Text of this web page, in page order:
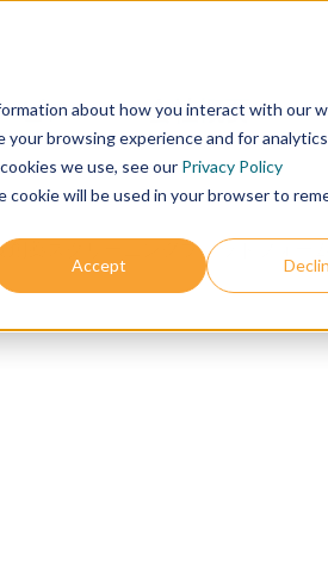
about how you interact with our
browsing experience and for
we use, see our Privacy Policy
will be used in your browser to
Accept
ビス 会社概要
薬スクリーニングプラットフォーム